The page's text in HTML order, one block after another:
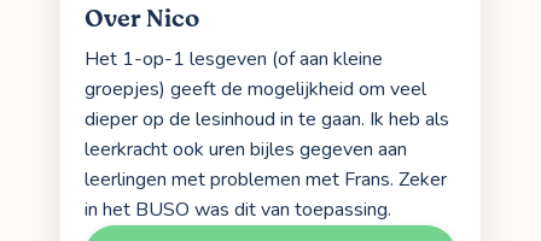
Over Nico
Het 1-op-1 lesgeven (of aan kleine
groepjes) geeft de mogelijkheid om veel
dieper op de lesinhoud in te gaan. Ik heb als
leerkracht ook uren bijles gegeven aan
leerlingen met problemen met Frans. Zeker
in het BUSO was dit van toepassing.